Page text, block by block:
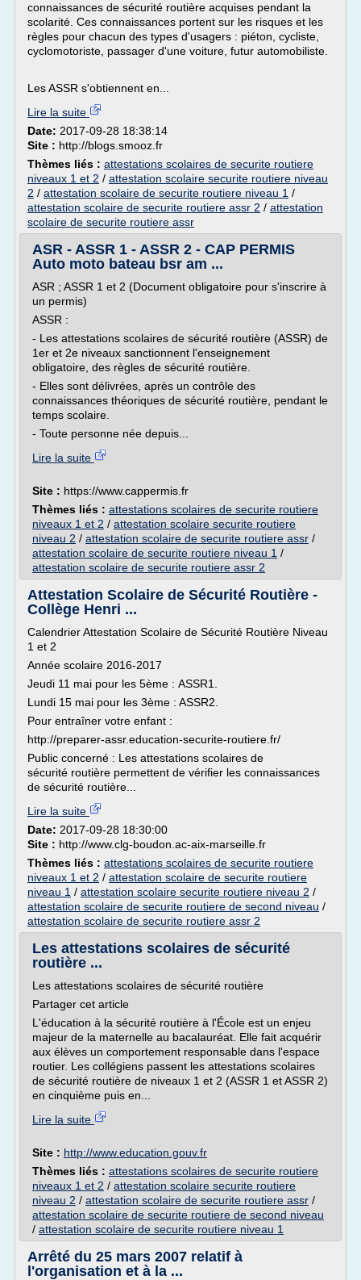
connaissances de sécurité routière acquises pendant la
scolarité. Ces connaissances portent sur les risques et les
règles pour chacun des types d'usagers : piéton, cycliste,
cyclomotoriste, passager d'une voiture, futur automobiliste.
Les ASSR s'obtiennent en...
Lire la suite
Date: 2017-09-28 18:38:14
Site : http://blogs.smooz.fr
Thèmes liés : attestations scolaires de securite routiere
niveaux 1 et 2 / attestation scolaire securite routiere niveau
2 / attestation scolaire de securite routiere niveau 1 /
attestation scolaire de securite routiere assr 2 / attestation
scolaire de securite routiere assr
ASR - ASSR 1 - ASSR 2 - CAP PERMIS
Auto moto bateau bsr am ...
ASR ; ASSR 1 et 2 (Document obligatoire pour s'inscrire à
un permis)
ASSR :
- Les attestations scolaires de sécurité routière (ASSR) de
1er et 2e niveaux sanctionnent l'enseignement
obligatoire, des règles de sécurité routière.
- Elles sont délivrées, après un contrôle des
connaissances théoriques de sécurité routière, pendant le
temps scolaire.
- Toute personne née depuis...
Lire la suite
Site : https://www.cappermis.fr
Thèmes liés : attestations scolaires de securite routiere
niveaux 1 et 2 / attestation scolaire securite routiere
niveau 2 / attestation scolaire de securite routiere assr /
attestation scolaire de securite routiere niveau 1 /
attestation scolaire de securite routiere assr 2
Attestation Scolaire de Sécurité Routière -
Collège Henri ...
Calendrier Attestation Scolaire de Sécurité Routière Niveau
1 et 2
Année scolaire 2016-2017
Jeudi 11 mai pour les 5ème : ASSR1.
Lundi 15 mai pour les 3ème : ASSR2.
Pour entraîner votre enfant :
http://preparer-assr.education-securite-routiere.fr/
Public concerné : Les attestations scolaires de
sécurité routière permettent de vérifier les connaissances
de sécurité routière...
Lire la suite
Date: 2017-09-28 18:30:00
Site : http://www.clg-boudon.ac-aix-marseille.fr
Thèmes liés : attestations scolaires de securite routiere
niveaux 1 et 2 / attestation scolaire de securite routiere
niveau 1 / attestation scolaire securite routiere niveau 2 /
attestation scolaire de securite routiere de second niveau /
attestation scolaire de securite routiere assr 2
Les attestations scolaires de sécurité
routière ...
Les attestations scolaires de sécurité routière
Partager cet article
L'éducation à la sécurité routière à l'École est un enjeu
majeur de la maternelle au bacalauréat. Elle fait acquérir
aux élèves un comportement responsable dans l'espace
routier. Les collégiens passent les attestations scolaires
de sécurité routière de niveaux 1 et 2 (ASSR 1 et ASSR 2)
en cinquième puis en...
Lire la suite
Site : http://www.education.gouv.fr
Thèmes liés : attestations scolaires de securite routiere
niveaux 1 et 2 / attestation scolaire securite routiere
niveau 2 / attestation scolaire de securite routiere assr /
attestation scolaire de securite routiere de second niveau
/ attestation scolaire de securite routiere niveau 1
Arrêté du 25 mars 2007 relatif à
l'organisation et à la ...